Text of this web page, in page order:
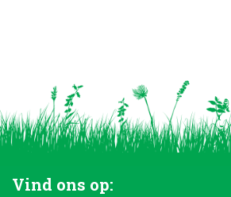
Vind ons op: